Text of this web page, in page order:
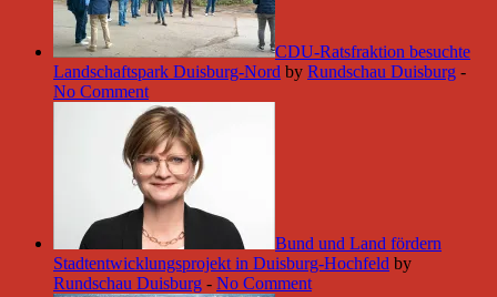
CDU-Ratsfraktion besuchte
Landschaftspark Duisburg-Nord by Rundschau Duisburg -
No Comment
Bund und Land fördern
Stadtentwicklungsprojekt in Duisburg-Hochfeld by
Rundschau Duisburg - No Comment